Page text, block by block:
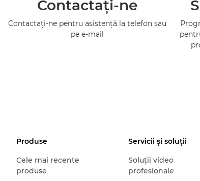
Contactaţi-ne
Contactaţi-ne pentru asistenţă la telefon sau
pe e-mail
Produse
Cele mai recente
produse
Servicii şi soluţii
Soluţii video
profesionale